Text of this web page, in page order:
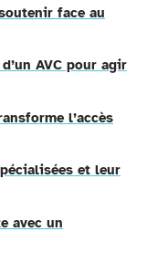
face au
AVC pour agir
l’accès
et leur
avec un